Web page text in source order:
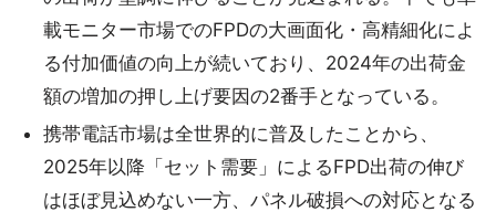
載モニター市場でのFPDの大画面化・高精細化によ
る付加価値の向上が続いており、2024年の出荷金
額の増加の押し上げ要因の2番手となっている。
携帯電話市場は全世界的に普及したことから、
2025年以降「セット需要」によるFPD出荷の伸び
はほぼ見込めない一方、パネル破損への対応となる